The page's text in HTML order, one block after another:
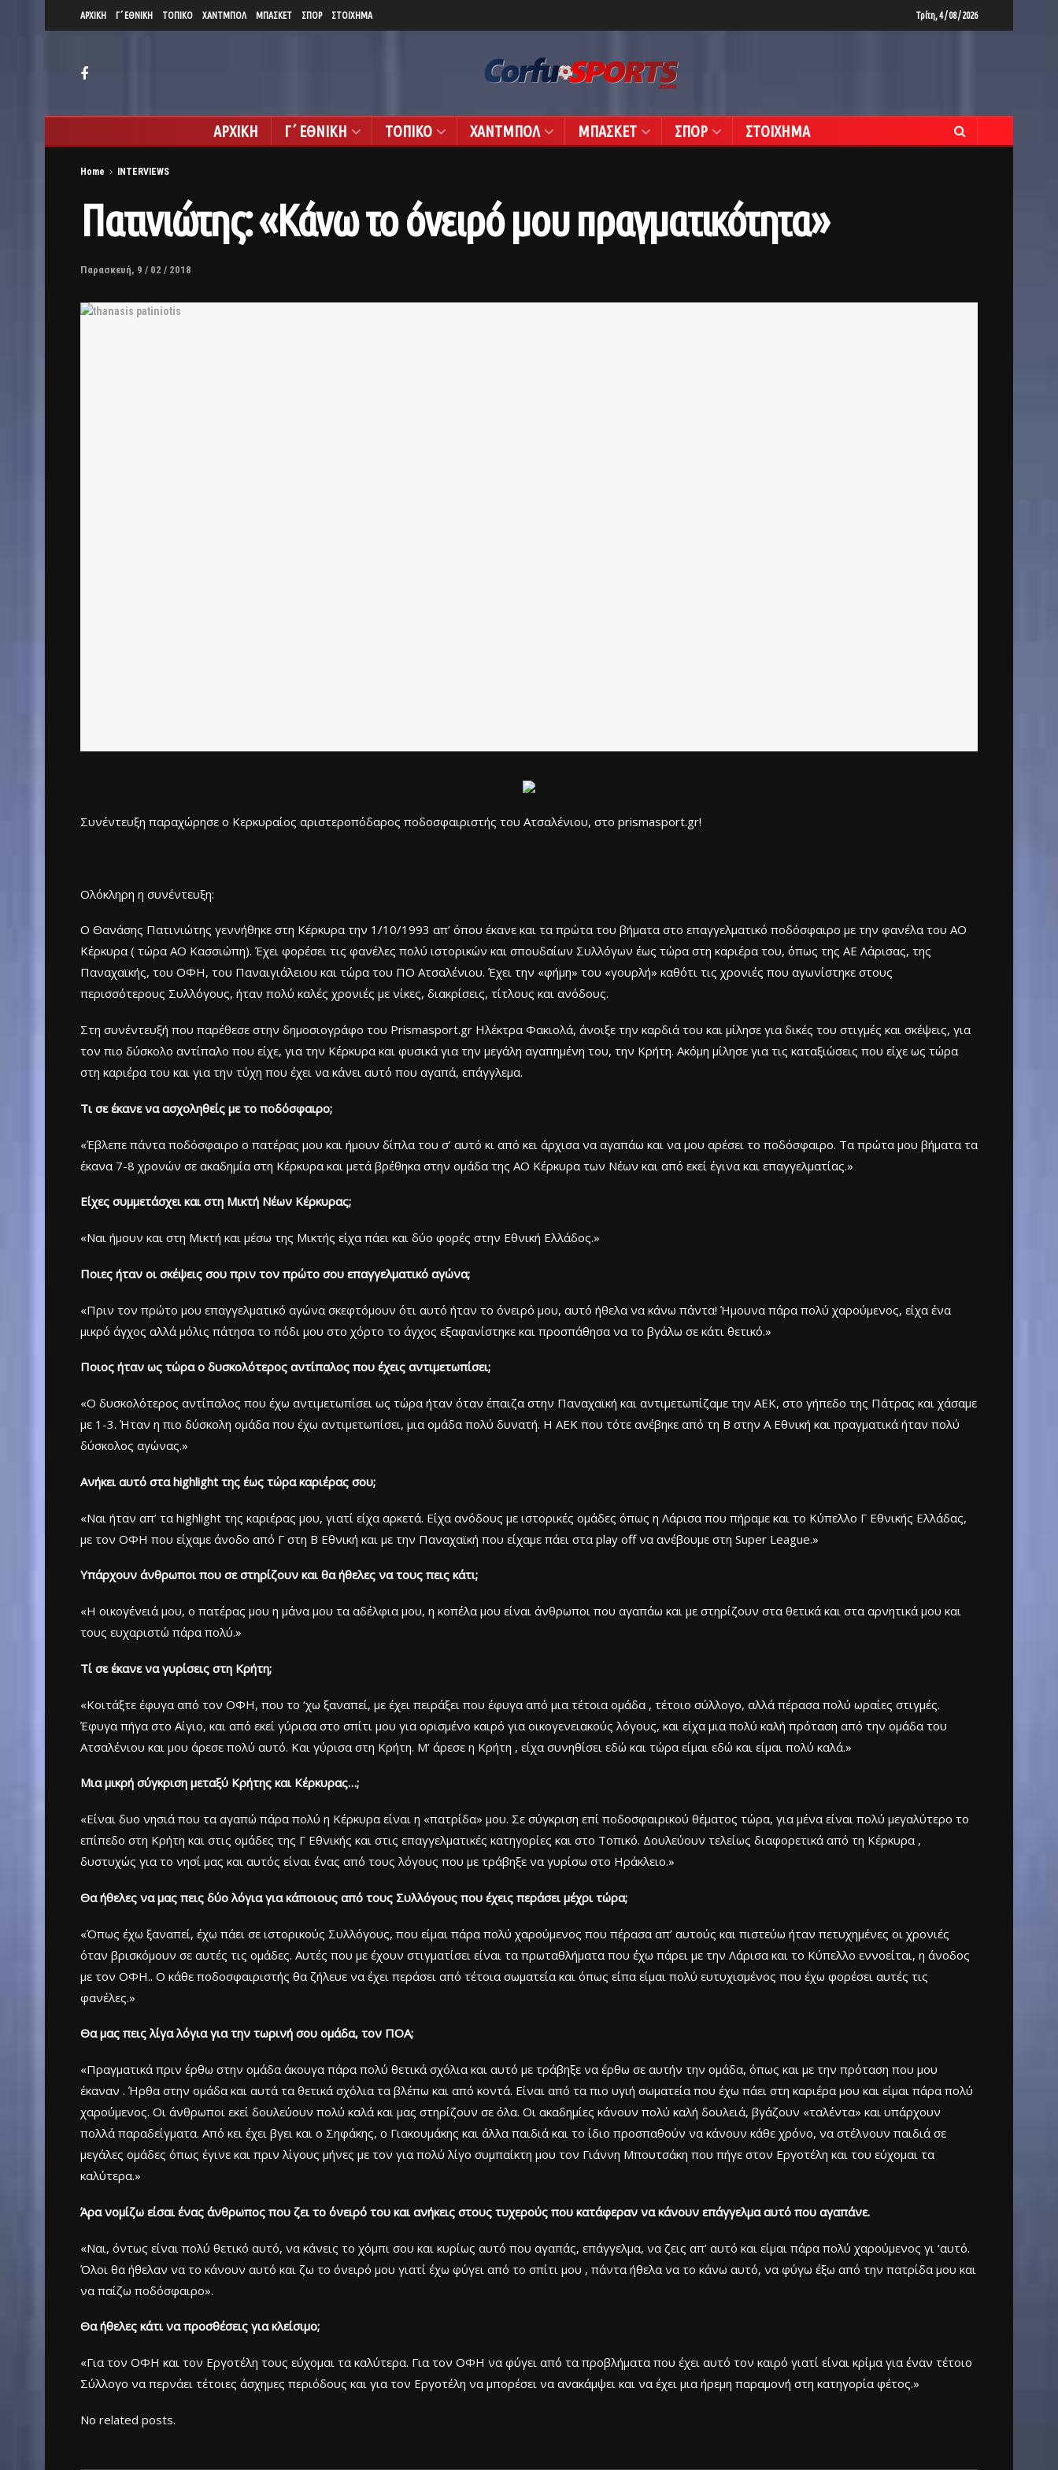
ΑΡΧΙΚΗ Γ΄ ΕΘΝΙΚΗ ΤΟΠΙΚΟ ΧΑΝΤΜΠΟΛ ΜΠΑΣΚΕΤ ΣΠΟΡ ΣΤΟΙΧΗΜΑ Τρίτη, 4 / 08 / 2026
ΑΡΧΙΚΗ Γ΄ ΕΘΝΙΚΗ ΤΟΠΙΚΟ ΧΑΝΤΜΠΟΛ ΜΠΑΣΚΕΤ ΣΠΟΡ ΣΤΟΙΧΗΜΑ
Home INTERVIEWS
Πατινιώτης: «Κάνω το όνειρό μου πραγματικότητα»
Παρασκευή, 9 / 02 / 2018
Συνέντευξη παραχώρησε ο Κερκυραίος αριστεροπόδαρος ποδοσφαιριστής του Ατσαλένιου, στο prismasport.gr!
Ολόκληρη η συνέντευξη:
Ο Θανάσης Πατινιώτης γεννήθηκε στη Κέρκυρα την 1/10/1993 απ’ όπου έκανε και τα πρώτα του βήματα στο επαγγελματικό ποδόσφαιρο με την φανέλα του ΑΟ
Κέρκυρα ( τώρα ΑΟ Κασσιώπη). Έχει φορέσει τις φανέλες πολύ ιστορικών και σπουδαίων Συλλόγων έως τώρα στη καριέρα του, όπως της ΑΕ Λάρισας, της
Παναχαϊκής, του ΟΦΗ, του Παναιγιάλειου και τώρα του ΠΟ Ατσαλένιου. Έχει την «φήμη» του «γουρλή» καθότι τις χρονιές που αγωνίστηκε στους
περισσότερους Συλλόγους, ήταν πολύ καλές χρονιές με νίκες, διακρίσεις, τίτλους και ανόδους.
Στη συνέντευξή που παρέθεσε στην δημοσιογράφο του Prismasport.gr Ηλέκτρα Φακιολά, άνοιξε την καρδιά του και μίλησε για δικές του στιγμές και σκέψεις, για
τον πιο δύσκολο αντίπαλο που είχε, για την Κέρκυρα και φυσικά για την μεγάλη αγαπημένη του, την Κρήτη. Ακόμη μίλησε για τις καταξιώσεις που είχε ως τώρα
στη καριέρα του και για την τύχη που έχει να κάνει αυτό που αγαπά, επάγγλεμα.
Τι σε έκανε να ασχοληθείς με το ποδόσφαιρο;
«Έβλεπε πάντα ποδόσφαιρο ο πατέρας μου και ήμουν δίπλα του σ’ αυτό κι από κει άρχισα να αγαπάω και να μου αρέσει το ποδόσφαιρο. Τα πρώτα μου βήματα τα
έκανα 7-8 χρονών σε ακαδημία στη Κέρκυρα και μετά βρέθηκα στην ομάδα της ΑΟ Κέρκυρα των Νέων και από εκεί έγινα και επαγγελματίας.»
Είχες συμμετάσχει και στη Μικτή Νέων Κέρκυρας;
«Ναι ήμουν και στη Μικτή και μέσω της Μικτής είχα πάει και δύο φορές στην Εθνική Ελλάδος.»
Ποιες ήταν οι σκέψεις σου πριν τον πρώτο σου επαγγελματικό αγώνα;
«Πριν τον πρώτο μου επαγγελματικό αγώνα σκεφτόμουν ότι αυτό ήταν το όνειρό μου, αυτό ήθελα να κάνω πάντα! Ήμουνα πάρα πολύ χαρούμενος, είχα ένα
μικρό άγχος αλλά μόλις πάτησα το πόδι μου στο χόρτο το άγχος εξαφανίστηκε και προσπάθησα να το βγάλω σε κάτι θετικό.»
Ποιος ήταν ως τώρα ο δυσκολότερος αντίπαλος που έχεις αντιμετωπίσει;
«Ο δυσκολότερος αντίπαλος που έχω αντιμετωπίσει ως τώρα ήταν όταν έπαιζα στην Παναχαϊκή και αντιμετωπίζαμε την ΑΕΚ, στο γήπεδο της Πάτρας και χάσαμε
με 1-3. Ήταν η πιο δύσκολη ομάδα που έχω αντιμετωπίσει, μια ομάδα πολύ δυνατή. Η ΑΕΚ που τότε ανέβηκε από τη Β στην Α Εθνική και πραγματικά ήταν πολύ
δύσκολος αγώνας.»
Ανήκει αυτό στα highlight της έως τώρα καριέρας σου;
«Ναι ήταν απ’ τα highlight της καριέρας μου, γιατί είχα αρκετά. Είχα ανόδους με ιστορικές ομάδες όπως η Λάρισα που πήραμε και το Κύπελλο Γ Εθνικής Ελλάδας,
με τον ΟΦΗ που είχαμε άνοδο από Γ στη Β Εθνική και με την Παναχαϊκή που είχαμε πάει στα play off να ανέβουμε στη Super League.»
Υπάρχουν άνθρωποι που σε στηρίζουν και θα ήθελες να τους πεις κάτι;
«Η οικογένειά μου, ο πατέρας μου η μάνα μου τα αδέλφια μου, η κοπέλα μου είναι άνθρωποι που αγαπάω και με στηρίζουν στα θετικά και στα αρνητικά μου και
τους ευχαριστώ πάρα πολύ.»
Τί σε έκανε να γυρίσεις στη Κρήτη;
«Κοιτάξτε έφυγα από τον ΟΦΗ, που το ‘χω ξαναπεί, με έχει πειράξει που έφυγα από μια τέτοια ομάδα , τέτοιο σύλλογο, αλλά πέρασα πολύ ωραίες στιγμές.
Έφυγα πήγα στο Αίγιο, και από εκεί γύρισα στο σπίτι μου για ορισμένο καιρό για οικογενειακούς λόγους, και είχα μια πολύ καλή πρόταση από την ομάδα του
Ατσαλένιου και μου άρεσε πολύ αυτό. Και γύρισα στη Κρήτη. Μ’ άρεσε η Κρήτη , είχα συνηθίσει εδώ και τώρα είμαι εδώ και είμαι πολύ καλά.»
Μια μικρή σύγκριση μεταξύ Κρήτης και Κέρκυρας…;
«Είναι δυο νησιά που τα αγαπώ πάρα πολύ η Κέρκυρα είναι η «πατρίδα» μου. Σε σύγκριση επί ποδοσφαιρικού θέματος τώρα, για μένα είναι πολύ μεγαλύτερο το
επίπεδο στη Κρήτη και στις ομάδες της Γ Εθνικής και στις επαγγελματικές κατηγορίες και στο Τοπικό. Δουλεύουν τελείως διαφορετικά από τη Κέρκυρα ,
δυστυχώς για το νησί μας και αυτός είναι ένας από τους λόγους που με τράβηξε να γυρίσω στο Ηράκλειο.»
Θα ήθελες να μας πεις δύο λόγια για κάποιους από τους Συλλόγους που έχεις περάσει μέχρι τώρα;
«Όπως έχω ξαναπεί, έχω πάει σε ιστορικούς Συλλόγους, που είμαι πάρα πολύ χαρούμενος που πέρασα απ’ αυτούς και πιστεύω ήταν πετυχημένες οι χρονιές
όταν βρισκόμουν σε αυτές τις ομάδες. Αυτές που με έχουν στιγματίσει είναι τα πρωταθλήματα που έχω πάρει με την Λάρισα και το Κύπελλο εννοείται, η άνοδος
με τον ΟΦΗ.. Ο κάθε ποδοσφαιριστής θα ζήλευε να έχει περάσει από τέτοια σωματεία και όπως είπα είμαι πολύ ευτυχισμένος που έχω φορέσει αυτές τις
φανέλες.»
Θα μας πεις λίγα λόγια για την τωρινή σου ομάδα, τον ΠΟΑ;
«Πραγματικά πριν έρθω στην ομάδα άκουγα πάρα πολύ θετικά σχόλια και αυτό με τράβηξε να έρθω σε αυτήν την ομάδα, όπως και με την πρόταση που μου
έκαναν . Ήρθα στην ομάδα και αυτά τα θετικά σχόλια τα βλέπω και από κοντά. Είναι από τα πιο υγιή σωματεία που έχω πάει στη καριέρα μου και είμαι πάρα πολύ
χαρούμενος. Οι άνθρωποι εκεί δουλεύουν πολύ καλά και μας στηρίζουν σε όλα. Οι ακαδημίες κάνουν πολύ καλή δουλειά, βγάζουν «ταλέντα» και υπάρχουν
πολλά παραδείγματα. Από κει έχει βγει και ο Σηφάκης, ο Γιακουμάκης και άλλα παιδιά και το ίδιο προσπαθούν να κάνουν κάθε χρόνο, να στέλνουν παιδιά σε
μεγάλες ομάδες όπως έγινε και πριν λίγους μήνες με τον για πολύ λίγο συμπαίκτη μου τον Γιάννη Μπουτσάκη που πήγε στον Εργοτέλη και του εύχομαι τα
καλύτερα.»
Άρα νομίζω είσαι ένας άνθρωπος που ζει το όνειρό του και ανήκεις στους τυχερούς που κατάφεραν να κάνουν επάγγελμα αυτό που αγαπάνε.
«Ναι, όντως είναι πολύ θετικό αυτό, να κάνεις το χόμπι σου και κυρίως αυτό που αγαπάς, επάγγελμα, να ζεις απ’ αυτό και είμαι πάρα πολύ χαρούμενος γι ‘αυτό.
Όλοι θα ήθελαν να το κάνουν αυτό και ζω το όνειρό μου γιατί έχω φύγει από το σπίτι μου , πάντα ήθελα να το κάνω αυτό, να φύγω έξω από την πατρίδα μου και
να παίζω ποδόσφαιρο».
Θα ήθελες κάτι να προσθέσεις για κλείσιμο;
«Για τον ΟΦΗ και τον Εργοτέλη τους εύχομαι τα καλύτερα. Για τον ΟΦΗ να φύγει από τα προβλήματα που έχει αυτό τον καιρό γιατί είναι κρίμα για έναν τέτοιο
Σύλλογο να περνάει τέτοιες άσχημες περιόδους και για τον Εργοτέλη να μπορέσει να ανακάμψει και να έχει μια ήρεμη παραμονή στη κατηγορία φέτος.»
No related posts.